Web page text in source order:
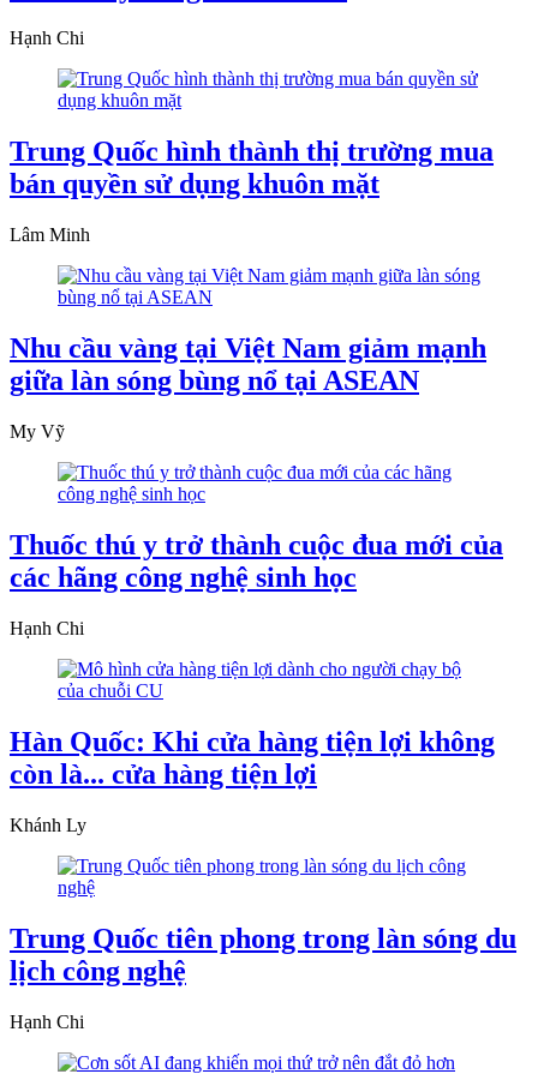
Hạnh Chi
Trung Quốc hình thành thị trường mua
bán quyền sử dụng khuôn mặt
Lâm Minh
Nhu cầu vàng tại Việt Nam giảm mạnh
giữa làn sóng bùng nổ tại ASEAN
My Vỹ
Thuốc thú y trở thành cuộc đua mới của
các hãng công nghệ sinh học
Hạnh Chi
Hàn Quốc: Khi cửa hàng tiện lợi không
còn là... cửa hàng tiện lợi
Khánh Ly
Trung Quốc tiên phong trong làn sóng du
lịch công nghệ
Hạnh Chi